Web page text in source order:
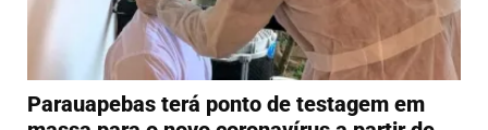
Parauapebas terá ponto de testagem em